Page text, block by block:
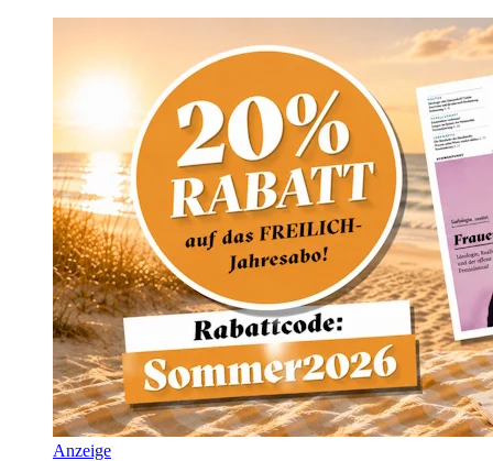
Anzeige